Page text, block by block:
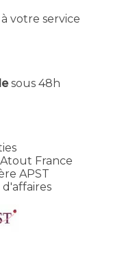
votre service
sous 48h
France
APST
d'affaires